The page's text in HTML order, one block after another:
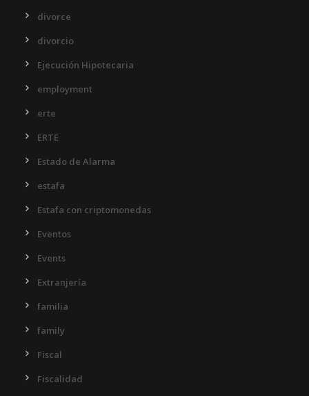
divorce
divorcio
Ejecución Hipotecaria
employment
erte
ERTE
Estado de Alarma
estafa
Estafa con criptomonedas
Eventos
Events
Extranjería
familia
family
Fiscal
Fiscalidad